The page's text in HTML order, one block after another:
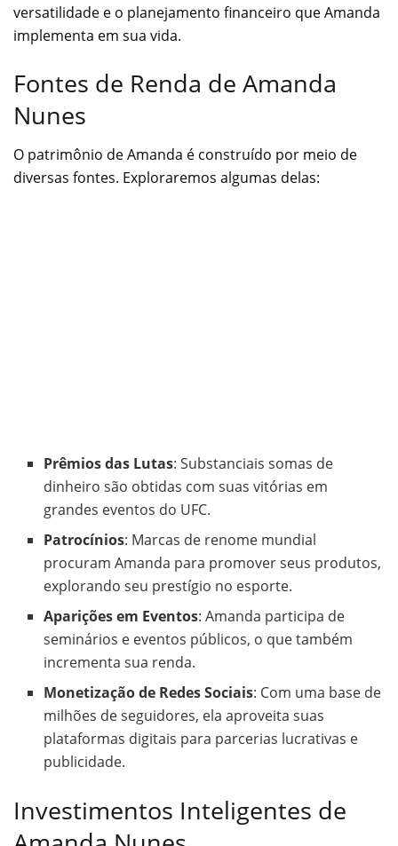
versatilidade e o planejamento financeiro que Amanda
implementa em sua vida.
Fontes de Renda de Amanda
Nunes
O patrimônio de Amanda é construído por meio de
diversas fontes. Exploraremos algumas delas:
Prêmios das Lutas: Substanciais somas de
dinheiro são obtidas com suas vitórias em
grandes eventos do UFC.
Patrocínios: Marcas de renome mundial
procuram Amanda para promover seus produtos,
explorando seu prestígio no esporte.
Aparições em Eventos: Amanda participa de
seminários e eventos públicos, o que também
incrementa sua renda.
Monetização de Redes Sociais: Com uma base de
milhões de seguidores, ela aproveita suas
plataformas digitais para parcerias lucrativas e
publicidade.
Investimentos Inteligentes de